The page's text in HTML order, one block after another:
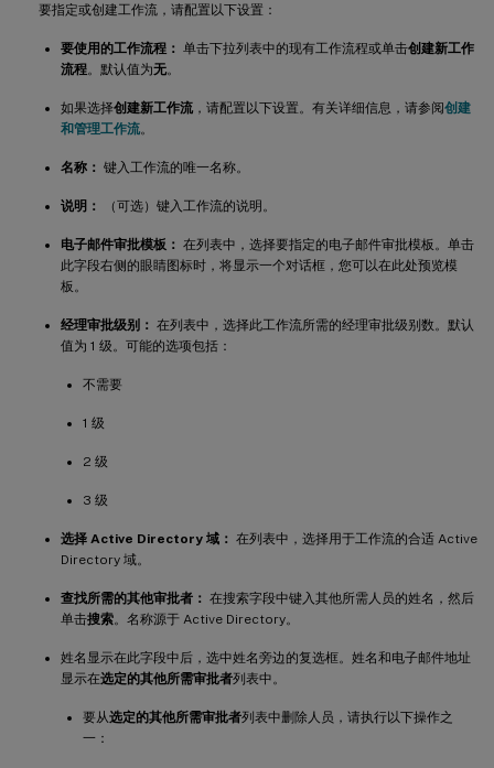
要指定或创建工作流，请配置以下设置：
要使用的工作流程： 单击下拉列表中的现有工作流程或单击创建新工作
流程。默认值为无。
如果选择创建新工作流 ，请配置以下设置。有关详细信息，请参阅创建
和管理工作流。
名称： 键入工作流的唯一名称。
说明： （可选）键入工作流的说明。
电子邮件审批模板： 在列表中，选择要指定的电子邮件审批模板。单击
此字段右侧的眼睛图标时，将显示一个对话框，您可以在此处预览模
板。
经理审批级别： 在列表中，选择此工作流所需的经理审批级别数。默认
值为 1 级。可能的选项包括：
不需要
1 级
2 级
3 级
选择 Active Directory 域： 在列表中，选择用于工作流的合适 Active
Directory 域。
查找所需的其他审批者： 在搜索字段中键入其他所需人员的姓名，然后
单击搜索。名称源于 Active Directory。
姓名显示在此字段中后，选中姓名旁边的复选框。姓名和电子邮件地址
显示在选定的其他所需审批者列表中。
要从选定的其他所需审批者列表中删除人员，请执行以下操作之
一：